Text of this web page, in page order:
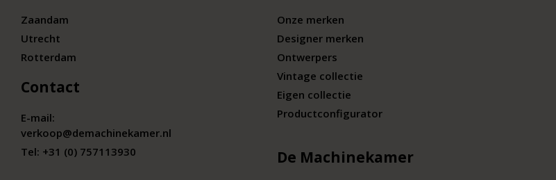
Zaandam
Utrecht
Rotterdam
Contact
E-mail:
verkoop@demachinekamer.nl
Tel: +31 (0) 757113930
Onze merken
Designer merken
Ontwerpers
Vintage collectie
Eigen collectie
Productconfigurator
De Machinekamer